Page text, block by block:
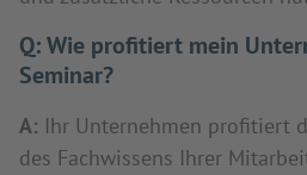
Q:Wie profitiert mein
Seminar?
A: Ihr Unternehmen profitiert
des Fachwissens Ihrer